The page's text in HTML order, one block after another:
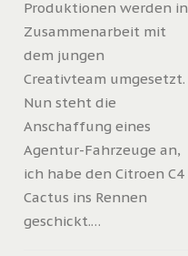
Produktionen werden in
Zusammenarbeit mit
dem jungen
Creativteam umgesetzt.
Nun steht die
Anschaffung eines
Agentur-Fahrzeuge an,
ich habe den Citroen C4
Cactus ins Rennen
geschickt.…